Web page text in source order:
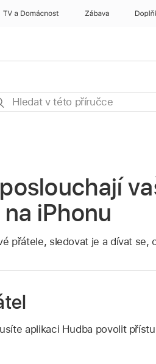
TV a Domácnost Zábava
iPhonu
přátele, sledovat je a dívat se,
aplikaci Hudba povolit